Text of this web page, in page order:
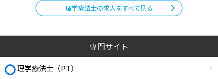
理学療法士の求人をすべて見る
専門サイト
理学療法士（PT）